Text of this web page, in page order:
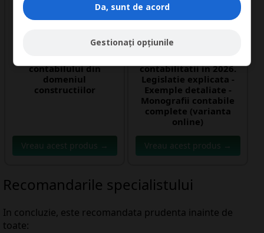
contabilului din
domeniul
constructiilor
Vreau acest produs →
contabilitatii in 2026.
Legislatie explicata -
Exemple detaliate -
Monografii contabile
complete (varianta
online)
Vreau acest produs →
Recomandarile specialistului
In concluzie, este recomandata prudenta inainte de
toate:
Da, sunt de acord
Gestionați opțiunile